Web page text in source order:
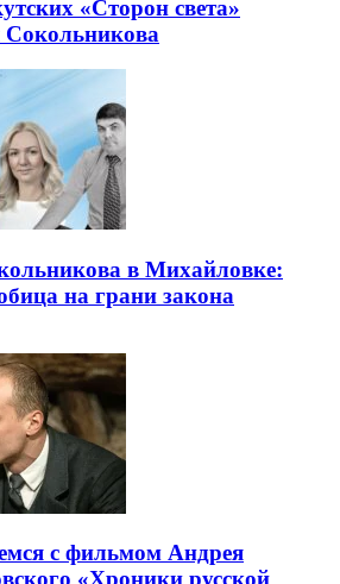
«Сторон света»
Сокольникова
в Михайловке:
на грани закона
с фильмом Андрея